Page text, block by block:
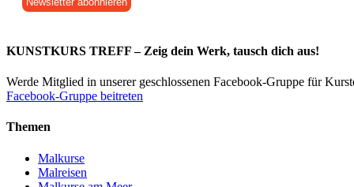
KUNSTKURS TREFF – Zeig dein Werk, tausch dich aus!
Werde Mitglied in unserer geschlossenen Facebook-Gruppe für
Facebook-Gruppe beitreten
Themen
Malkurse
Malreisen